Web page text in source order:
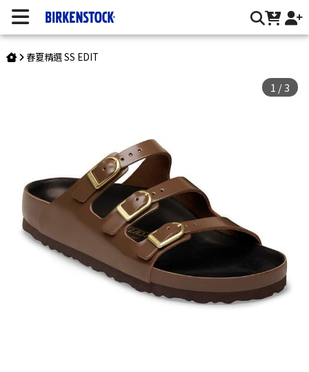
Florida/EXQ/真皮 | 台灣勃肯官方網站
春夏精選 SS EDIT
1 /3